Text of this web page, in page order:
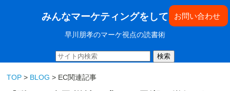
みんなマーケティングをしてきた
早川朋孝のマーケ視点の読書術
お問い合わせ
検索
TOP > BLOG > EC関連記事